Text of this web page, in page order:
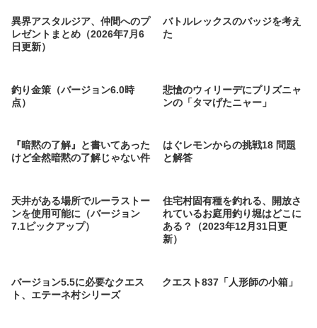
異界アスタルジア、仲間へのプ
レゼントまとめ（2026年7月6
日更新）
バトルレックスのバッジを考え
た
釣り金策（バージョン6.0時
点）
悲愴のウィリーデにプリズニャ
ンの「タマげたニャー」
『暗黙の了解』と書いてあった
けど全然暗黙の了解じゃない件
はぐレモンからの挑戦18 問題
と解答
天井がある場所でルーラストー
ンを使用可能に（バージョン
7.1ピックアップ）
住宅村固有種を釣れる、開放さ
れているお庭用釣り堀はどこに
ある？（2023年12月31日更
新）
バージョン5.5に必要なクエス
ト、エテーネ村シリーズ
クエスト837「人形師の小箱」